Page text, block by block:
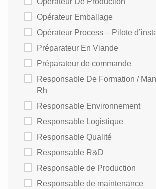
Opérateur De Production
Opérateur Emballage
Opérateur Process – Pilote
Préparateur En Viande
Préparateur de commande
Responsable De Formation / Manager
Rh
Responsable Environnement
Responsable Logistique
Responsable Qualité
Responsable R&D
Responsable de Production
Responsable de maintenance